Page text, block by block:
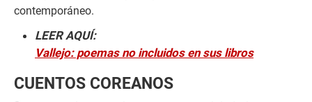
contemporáneo.
LEER AQUÍ:
Vallejo: poemas no incluidos en sus libros
CUENTOS COREANOS